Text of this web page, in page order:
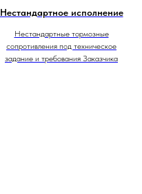
Нестандартное исполнение
Нестандартные тормозные
сопротивления под техническое
задание и требования Заказчика